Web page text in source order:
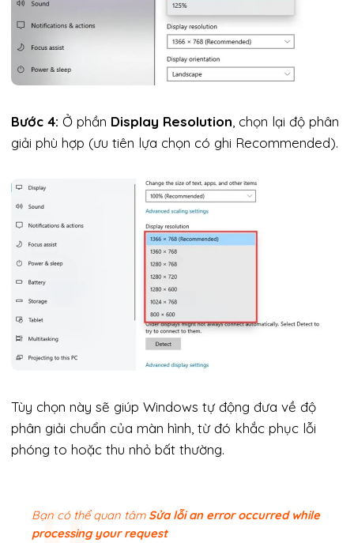
Bước 4: Ở phần Display Resolution , chọn lại độ phân
giải phù hợp (ưu tiên lựa chọn có ghi Recommended).
Tùy chọn này sẽ giúp Windows tự động đưa về độ
phân giải chuẩn của màn hình, từ đó khắc phục lỗi
phóng to hoặc thu nhỏ bất thường.
Bạn có thể quan tâm Sửa lỗi an error occurred while
processing your request